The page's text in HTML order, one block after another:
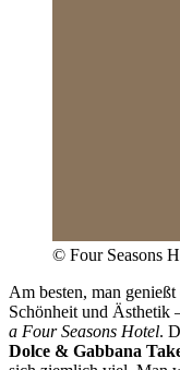
© Four Seasons
Am besten, man
Schönheit und Ästhetik
a Four Seasons Hotel.
Dolce & Gabbana